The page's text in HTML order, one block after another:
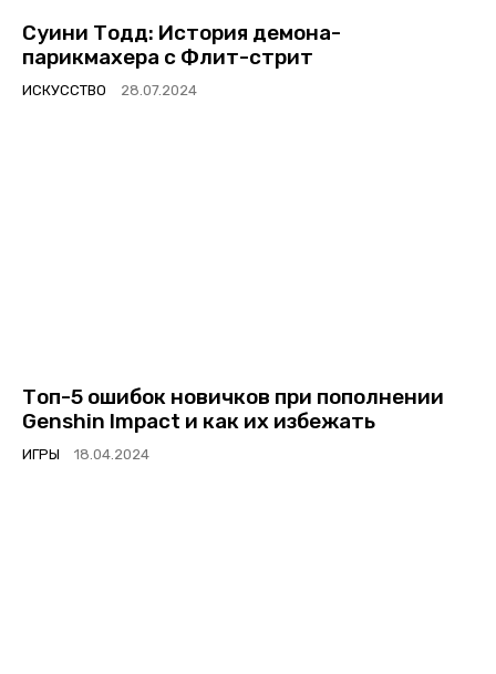
Суини Тодд: История демона-
парикмахера с Флит-стрит
ИСКУССТВО
Топ-5 ошибок новичков при пополнении
Genshin Impact и как их избежать
ИГРЫ